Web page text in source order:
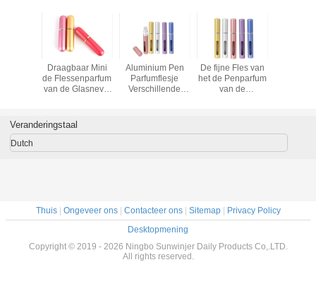
Draagbaar Mini
de Flessenparfum
van de Glasnevel
Aluminium Pen
Parfumflesje
Verschillende
De fijne Fles van
het de Penparfum
van de
Veranderingstaal
Dutch
Thuis| Ongeveer ons| Contacteer ons| Sitemap| Privacy Policy
Desktopmening
Copyright © 2019 - 2026 Ningbo Sunwinjer Daily Products Co,.LTD.
All rights reserved.